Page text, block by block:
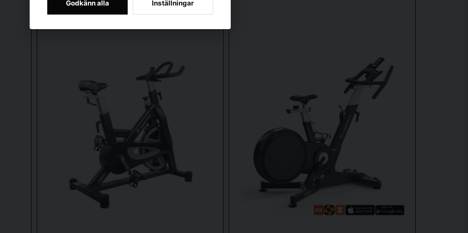
Godkänn alla Inställningar